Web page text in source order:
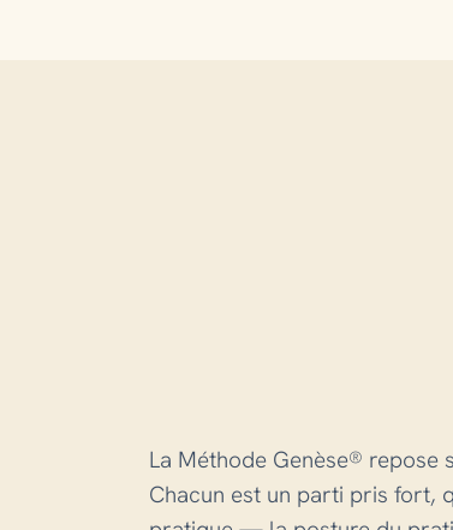
La Méthode Genèse®
Chacun est un parti pris fort,